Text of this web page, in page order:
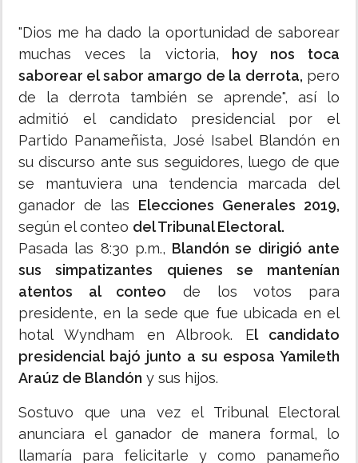
"Dios me ha dado la oportunidad de saborear
muchas veces la victoria, hoy nos toca
saborear el sabor amargo de la derrota, pero
de la derrota también se aprende", así lo
admitió el candidato presidencial por el
Partido Panameñista, José Isabel Blandón en
su discurso ante sus seguidores, luego de que
se mantuviera una tendencia marcada del
ganador de las Elecciones Generales 2019,
según el conteo del Tribunal Electoral.
Pasada las 8:30 p.m., Blandón se dirigió ante
sus simpatizantes quienes se mantenían
atentos al conteo de los votos para
presidente, en la sede que fue ubicada en el
hotal Wyndham en Albrook. El candidato
presidencial bajó junto a su esposa Yamileth
Araúz de Blandón y sus hijos.
Sostuvo que una vez el Tribunal Electoral
anunciara el ganador de manera formal, lo
llamaría para felicitarle y como panameño